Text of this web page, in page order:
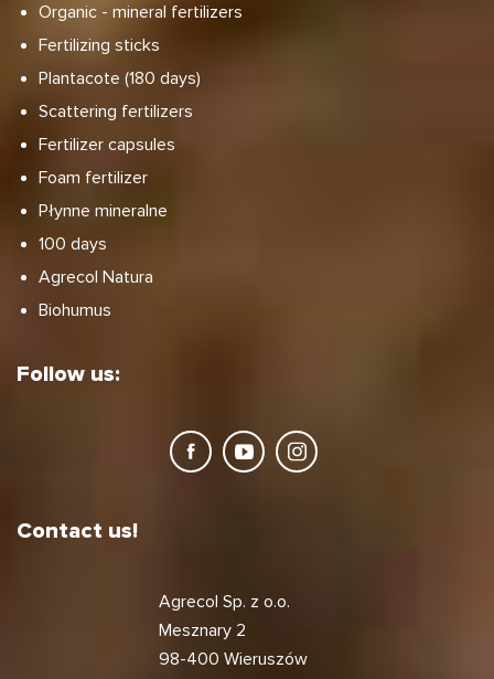
Organic - mineral fertilizers
Fertilizing sticks
Plantacote (180 days)
Scattering fertilizers
Fertilizer capsules
Foam fertilizer
Płynne mineralne
100 days
Agrecol Natura
Biohumus
Follow us:
Contact us!
Agrecol Sp. z o.o.
Mesznary 2
98-400 Wieruszów